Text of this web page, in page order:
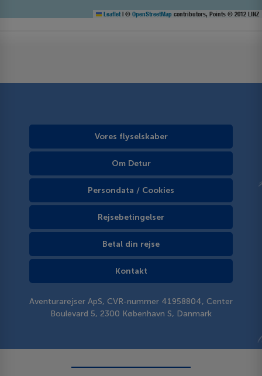
Leaflet | © OpenStreetMap contributors, Points © 2012 LINZ
Vores flyselskaber
Om Detur
Persondata / Cookies
Rejsebetingelser
Betal din rejse
Kontakt
Aventurarejser ApS, CVR-nummer 41958804, Center
Boulevard 5, 2300 København S, Danmark